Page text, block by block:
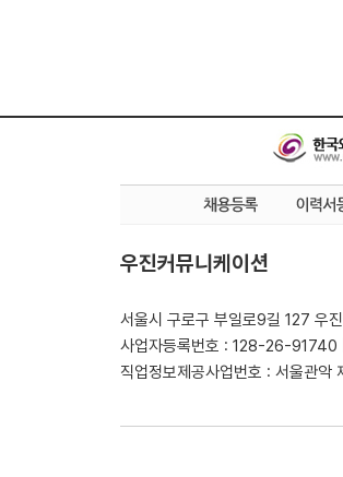
우진커뮤니케이션
서울시 구로구 부일로9길 127 우
사업자등록번호 : 128-26-91740
직업정보제공사업번호 : 서울관